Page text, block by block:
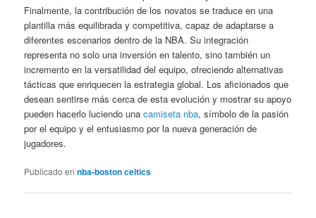
Finalmente, la contribución de los novatos se traduce en una
plantilla más equilibrada y competitiva, capaz de adaptarse a
diferentes escenarios dentro de la NBA. Su integración
representa no solo una inversión en talento, sino también un
incremento en la versatilidad del equipo, ofreciendo alternativas
tácticas que enriquecen la estrategia global. Los aficionados que
desean sentirse más cerca de esta evolución y mostrar su apoyo
pueden hacerlo luciendo unacamiseta nba, símbolo de la pasión
por el equipo y el entusiasmo por la nueva generación de
jugadores.
Publicado en nba-boston celtics